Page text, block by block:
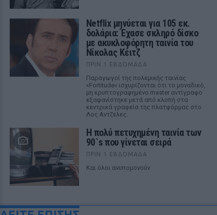
Netflix μηνύεται για 105 εκ.
δολάρια: Έχασε σκληρό δίσκο
με ακυκλοφόρητη ταινία του
Νίκολας Κέιτζ
ΠΡΙΝ 1 ΕΒΔΟΜΆΔΑ
Παραγωγοί της πολεμικής ταινίας
«Fortitude» ισχυρίζονται ότι το μοναδικό,
μη κρυπτογραφημένο master αντίγραφο
εξαφανίστηκε μετά από κλοπή στα
κεντρικά γραφεία της πλατφόρμας στο
Λος Αντζελες.
Η πολύ πετυχημένη ταινία των
90`s που γίνεται σειρά
ΠΡΙΝ 1 ΕΒΔΟΜΆΔΑ
Και όλοι ανυπομονούν